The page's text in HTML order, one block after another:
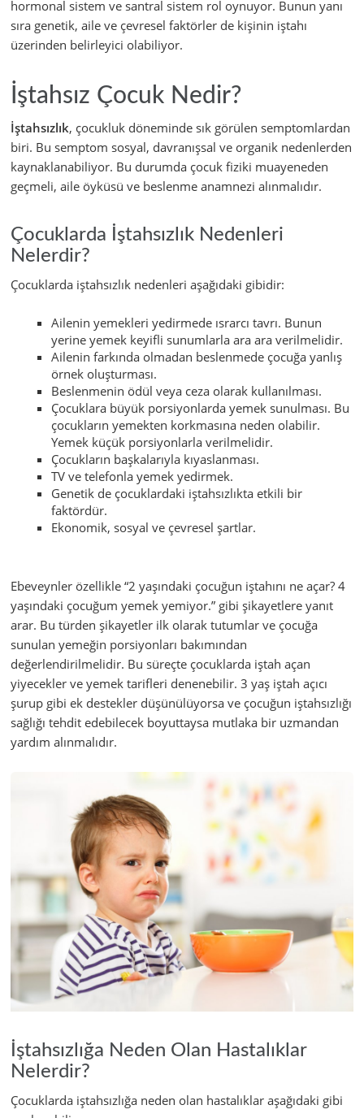
hormonal sistem ve santral sistem rol oynuyor. Bunun yanı
sıra genetik, aile ve çevresel faktörler de kişinin iştahı
üzerinden belirleyici olabiliyor.
İştahsız Çocuk Nedir?
İştahsızlık, çocukluk döneminde sık görülen semptomlardan
biri. Bu semptom sosyal, davranışsal ve organik nedenlerden
kaynaklanabiliyor. Bu durumda çocuk fiziki muayeneden
geçmeli, aile öyküsü ve beslenme anamnezi alınmalıdır.
Çocuklarda İştahsızlık Nedenleri
Nelerdir?
Çocuklarda iştahsızlık nedenleri aşağıdaki gibidir:
Ailenin yemekleri yedirmede ısrarcı tavrı. Bunun
yerine yemek keyifli sunumlarla ara ara verilmelidir.
Ailenin farkında olmadan beslenmede çocuğa yanlış
örnek oluşturması.
Beslenmenin ödül veya ceza olarak kullanılması.
Çocuklara büyük porsiyonlarda yemek sunulması. Bu
çocukların yemekten korkmasına neden olabilir.
Yemek küçük porsiyonlarla verilmelidir.
Çocukların başkalarıyla kıyaslanması.
TV ve telefonla yemek yedirmek.
Genetik de çocuklardaki iştahsızlıkta etkili bir
faktördür.
Ekonomik, sosyal ve çevresel şartlar.
Ebeveynler özellikle “2 yaşındaki çocuğun iştahını ne açar? 4
yaşındaki çocuğum yemek yemiyor.” gibi şikayetlere yanıt
arar. Bu türden şikayetler ilk olarak tutumlar ve çocuğa
sunulan yemeğin porsiyonları bakımından
değerlendirilmelidir. Bu süreçte çocuklarda iştah açan
yiyecekler ve yemek tarifleri denenebilir. 3 yaş iştah açıcı
şurup gibi ek destekler düşünülüyorsa ve çocuğun iştahsızlığı
sağlığı tehdit edebilecek boyuttaysa mutlaka bir uzmandan
yardım alınmalıdır.
İştahsızlığa Neden Olan Hastalıklar
Nelerdir?
Çocuklarda iştahsızlığa neden olan hastalıklar aşağıdaki gibi